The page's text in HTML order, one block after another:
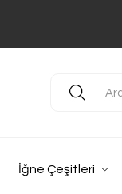
İğne Çeşitleri